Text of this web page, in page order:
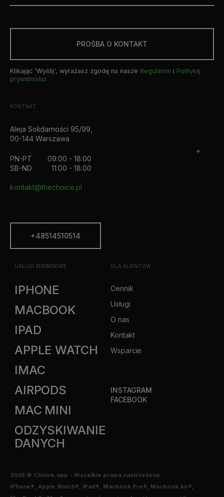
PROŚBA O KONTAKT
Klikając 'Wyślij', wyrażasz zgodę na nasze Regulamin i Politykę
prywatności
KONTAKT
Aleja Solidarności 95/99,
00-144 Warszawa
PN-PT
09:00 - 18:00
SB-ND
11:00 - 18:00
kontakt@thechoice.pl
+48514510514
USŁUGI SERWISOWE
IPHONE
MACBOOK
IPAD
APPLE WATCH
IMAC
AIRPODS
MAC MINI
ODZYSKIWANIE
DANYCH
DLA KLIENTÓW
Cennik
Usługi
O nas
Kontakt
Wsparcie
INSTAGRAM
FACEBOOK
2026 © Choice.app - Wszelkie prawa zastrzeżone
iPhone®, Apple Watch®, iPad®, Macbook Pro®, Macbook Air®,